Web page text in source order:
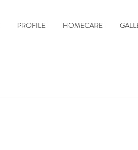
PROFILE HOMECARE